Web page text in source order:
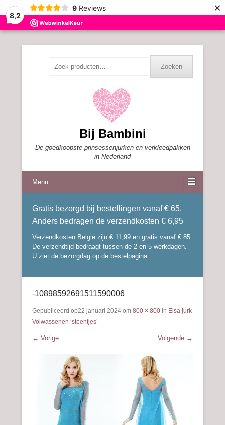
8,2
9 Reviews ×
Zoeken
Bij Bambini
De goedkoopste prinsessenjurken en verkleedpakken
in Nederland
Menu
Gratis bezorgd bij bestellingen vanaf € 65.
Anders bedragen de verzendkosten € 6,95
Verzendkosten België zijn € 11,99 en gratis vanaf € 85.
De verzendtijd bedraagt tussen de 2 en 5 werkdagen.
U ziet de bezorgdag op de bestelpagina.
-10898592691511590006
Gepubliceerd op22 januari 2024 om 800 × 800 in Elsa jurk
Volwassenen ‘steentjes’
← Vorige Volgende →